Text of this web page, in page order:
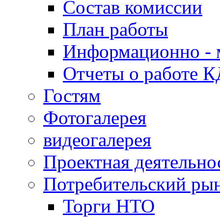
Состав комиссии
План работы
Информационно -
Отчеты о работе
Гостям
Фотогалерея
видеогалерея
Проектная
Потребительский
Торги НТО